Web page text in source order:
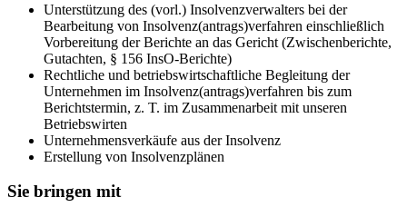
Unterstützung des (vorl.) Insolvenzverwalters bei der
Bearbeitung von Insolvenz(antrags)verfahren einschließlich
Vorbereitung der Berichte an das Gericht (Zwischenberichte,
Gutachten, § 156 InsO-Berichte)
Rechtliche und betriebswirtschaftliche Begleitung der
Unternehmen im Insolvenz(antrags)verfahren bis zum
Berichtstermin, z. T. im Zusammenarbeit mit unseren
Betriebswirten
Unternehmensverkäufe aus der Insolvenz
Erstellung von Insolvenzplänen
Sie bringen mit